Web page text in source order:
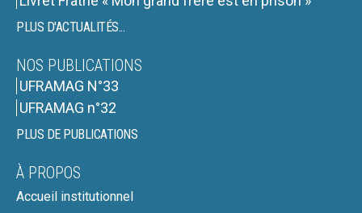
PLUS D'ACTUALITÉS...
NOS PUBLICATIONS
UFRAMAG N°33
UFRAMAG n°32
PLUS DE PUBLICATIONS
À PROPOS
Accueil institutionnel